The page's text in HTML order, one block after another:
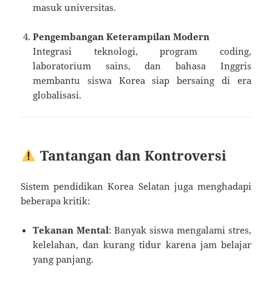
masuk universitas.
Pengembangan Keterampilan Modern
Integrasi teknologi, program coding,
laboratorium sains, dan bahasa Inggris
membantu siswa Korea siap bersaing di era
globalisasi.
Tantangan dan Kontroversi
Sistem pendidikan Korea Selatan juga menghadapi
beberapa kritik:
Tekanan Mental: Banyak siswa mengalami stres,
kelelahan, dan kurang tidur karena jam belajar
yang panjang.